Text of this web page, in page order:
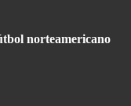
norteamericano